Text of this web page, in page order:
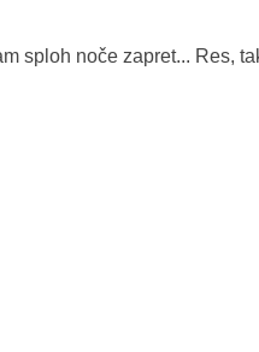
sploh noče zapret... Res,